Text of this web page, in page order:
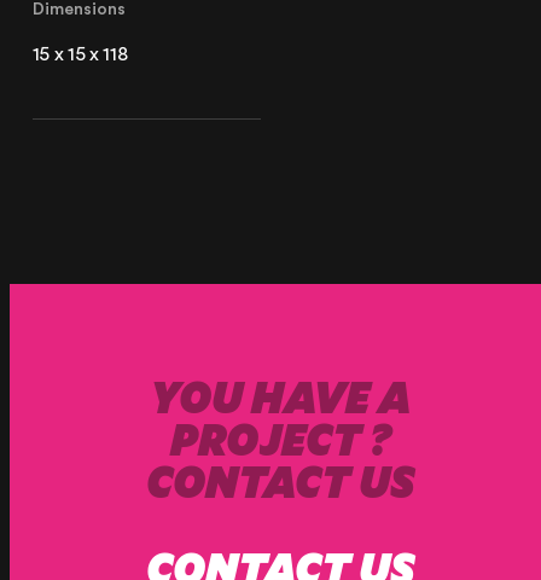
75001 Paris, France
Dimensions
15 x 15 x 118
YOU HAVE A
PROJECT ?
CONTACT US
CONTACT US